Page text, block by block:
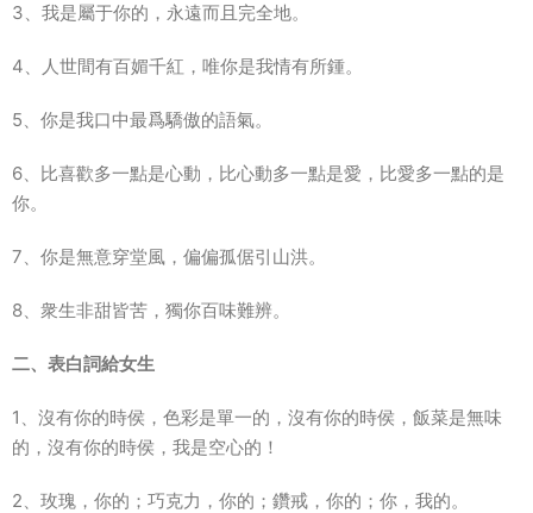
3、我是屬于你的，永遠而且完全地。
4、人世間有百媚千紅，唯你是我情有所鍾。
5、你是我口中最爲驕傲的語氣。
6、比喜歡多一點是心動，比心動多一點是愛，比愛多一點的是
你。
7、你是無意穿堂風，偏偏孤倨引山洪。
8、衆生非甜皆苦，獨你百味難辨。
二、表白詞給女生
1、沒有你的時侯，色彩是單一的，沒有你的時侯，飯菜是無味
的，沒有你的時侯，我是空心的！
2、玫瑰，你的；巧克力，你的；鑽戒，你的；你，我的。